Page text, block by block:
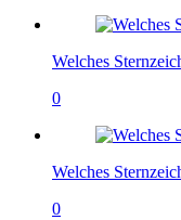
Welches
0
Welches
0